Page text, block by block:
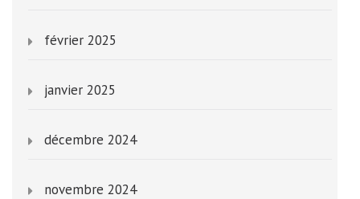
février 2025
janvier 2025
décembre 2024
novembre 2024